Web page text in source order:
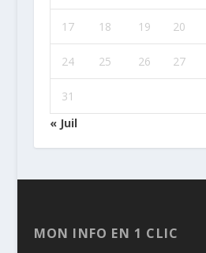
17 18 19 20
24 25 26 27
31
« Juil
MON INFO EN 1 CLIC